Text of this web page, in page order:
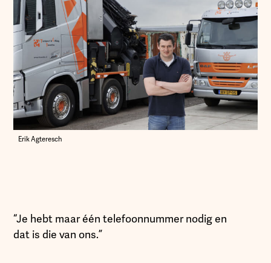
Erik Agteresch
“Je hebt maar één telefoonnummer nodig en
dat is die van ons.”